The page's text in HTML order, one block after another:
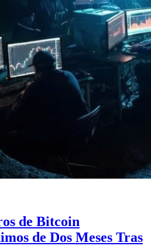
de Bitcoin
de Dos Meses Tras